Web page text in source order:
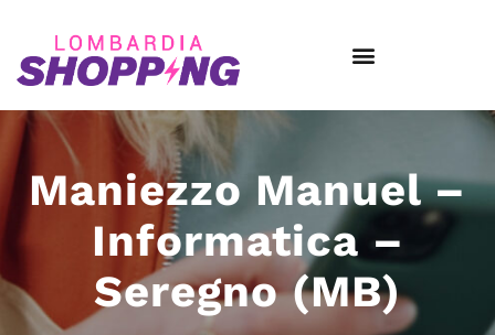
Maniezzo Manuel –
Informatica –
Seregno (MB)